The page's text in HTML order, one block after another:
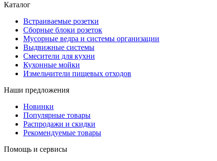
Каталог
Встраиваемые розетки
Сборные блоки розеток
Мусорные ведра и системы организации
Выдвижные системы
Смесители для кухни
Кухонные мойки
Измельчители пищевых отходов
Наши предложения
Новинки
Популярные товары
Распродажи и скидки
Рекомендуемые товары
Помощь и сервисы